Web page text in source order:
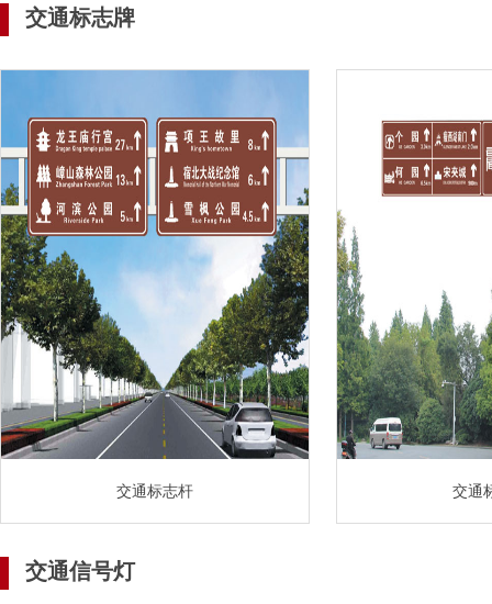
交通标志牌
交通标志杆 交通
交通信号灯